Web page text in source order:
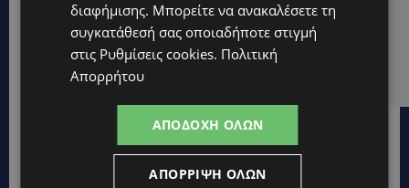
UPDATES
ΛΑΤΣΙΑ-ΓΕΡΙ: Στο επίκεντρο η δημιουργία δομών για
ασυνόδευτους ανήλικους – Αντιδρά ο Δήμος,
στηρίζει υπό προϋποθέσεις το Κίνημα Οικολόγων
διαφήμισης. Μπορείτε να ανακαλέσετε τη
συγκατάθεσή σας οποιαδήποτε στιγμή
στις Ρυθμίσεις cookies. Πολιτική
Απορρήτου
ΑΠΟΔΟΧΉ ΌΛΩΝ
ΑΠΌΡΡΙΨΗ ΌΛΩΝ